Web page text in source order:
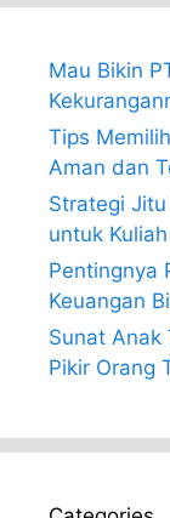
Mau Bikin
Tips
Aman dan
Strategi
untuk
Pentingnya
Keuangan
Sunat Anak
Pikir Orang